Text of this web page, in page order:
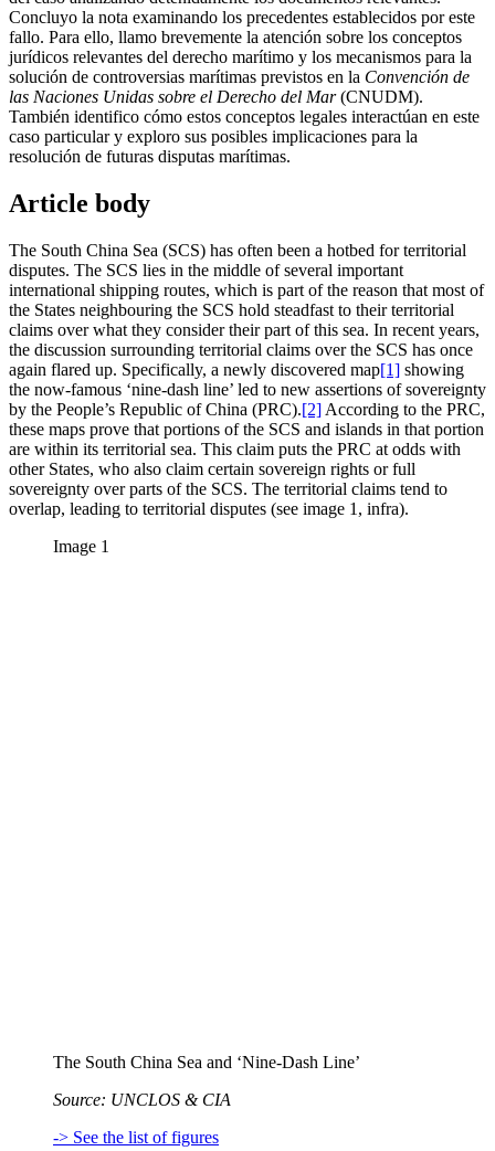
Concluyo la nota examinando los precedentes establecidos por este
fallo. Para ello, llamo brevemente la atención sobre los conceptos
jurídicos relevantes del derecho marítimo y los mecanismos para la
solución de controversias marítimas previstos en la Convención de
las Naciones Unidas sobre el Derecho del Mar(CNUDM).
También identifico cómo estos conceptos legales interactúan en este
caso particular y exploro sus posibles implicaciones para la
resolución de futuras disputas marítimas.
Article body
The South China Sea (SCS) has often been a hotbed for territorial
disputes. The SCS lies in the middle of several important
international shipping routes, which is part of the reason that most of
the States neighbouring the SCS hold steadfast to their territorial
claims over what they consider their part of this sea. In recent years,
the discussion surrounding territorial claims over the SCS has once
again flared up. Specifically, a newly discovered map[1] showing
the now-famous ‘nine-dash line’ led to new assertions of sovereignty
by the People’s Republic of China (PRC).[2] According to the PRC,
these maps prove that portions of the SCS and islands in that portion
are within its territorial sea. This claim puts the PRC at odds with
other States, who also claim certain sovereign rights or full
sovereignty over parts of the SCS. The territorial claims tend to
overlap, leading to territorial disputes (see image 1, infra).
Image 1
The South China Sea and ‘Nine-Dash Line’
Source: UNCLOS & CIA
-> See the list of figures